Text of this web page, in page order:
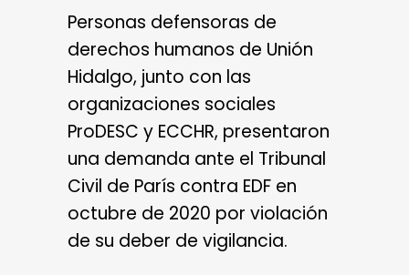
Personas defensoras de
derechos humanos de Unión
Hidalgo, junto con las
organizaciones sociales
ProDESC y ECCHR, presentaron
una demanda ante el Tribunal
Civil de París contra EDF en
octubre de 2020 por violación
de su deber de vigilancia.